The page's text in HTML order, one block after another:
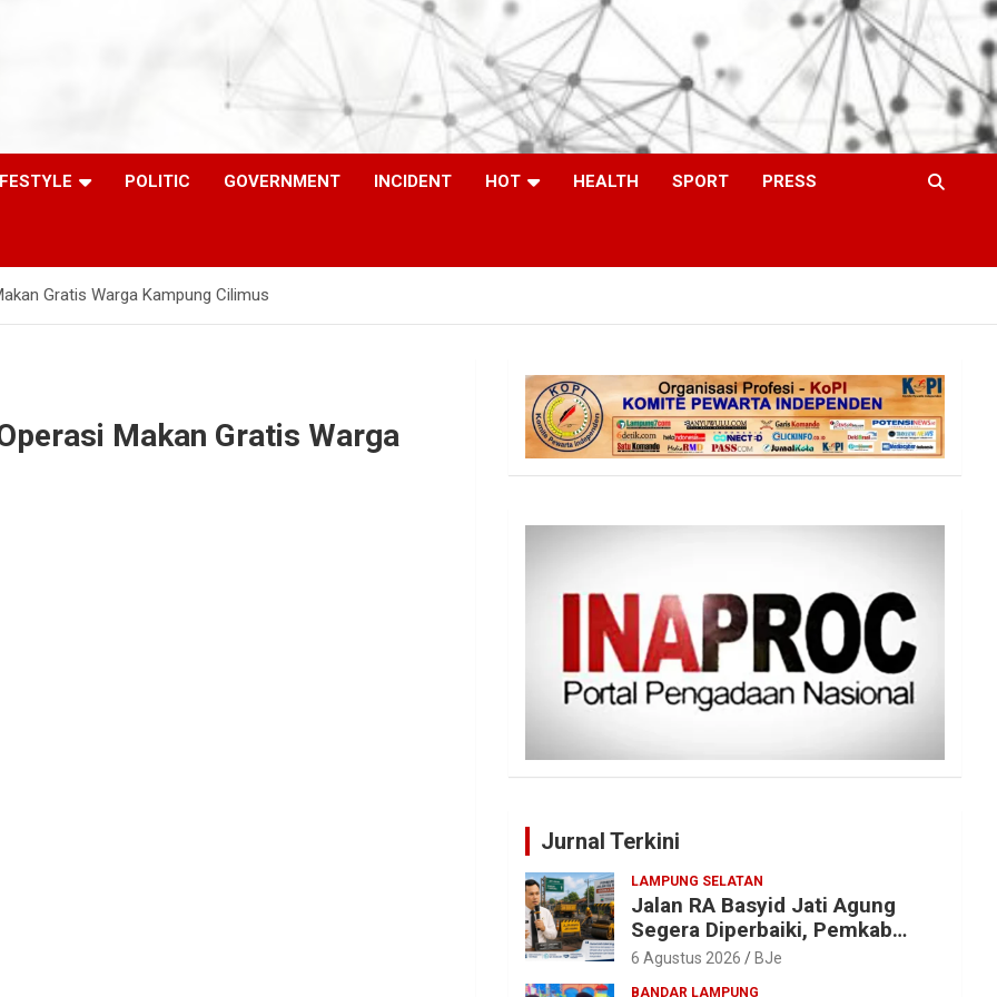
POLITIC GOVERNMENT INCIDENT HOT HEALTH SPORT PRESS
Gratis Warga Kampung Cilimus
Makan Gratis Warga
Jurnal Terkini
LAMPUNG SELATAN
Jalan RA Basyid Jati Agung
Segera Diperbaiki, Pemkab
Lampung Selatan Alokasikan
6 Agustus 2026 BJe
BANDAR LAMPUNG